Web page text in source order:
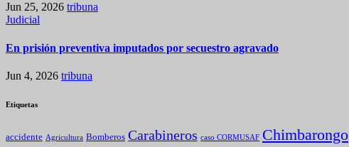
Jun 25, 2026 tribuna
Judicial
En prisión preventiva imputados por secuestro agravado
Jun 4, 2026 tribuna
Etiquetas
accidente Agricultura Bomberos Carabineros caso CORMUSAF Chimbarongo